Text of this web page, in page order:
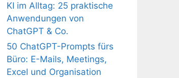
KI im Alltag: 25 praktische
Anwendungen von
ChatGPT & Co.
50 ChatGPT-Prompts fürs
Büro: E-Mails, Meetings,
Excel und Organisation